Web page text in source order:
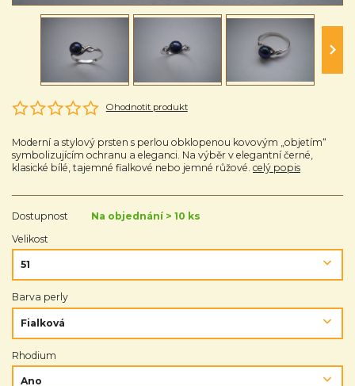
Ohodnotit produkt
Moderní a stylový prsten s perlou obklopenou kovovým „objetím“
symbolizujícím ochranu a eleganci. Na výběr v elegantní černé,
klasické bílé, tajemné fialkové nebo jemné růžové. celý popis
Dostupnost
Na objednání > 10 ks
Velikost
Barva perly
Rhodium